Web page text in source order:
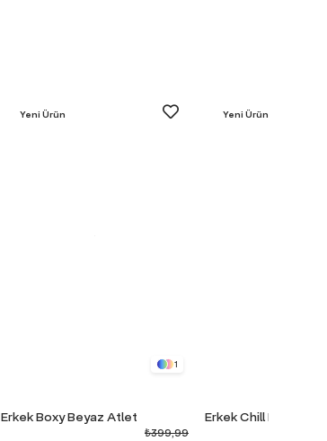
1
Erkek Boxy Beyaz Atlet
₺399,99
Yeni Ürün Yeni Ürün